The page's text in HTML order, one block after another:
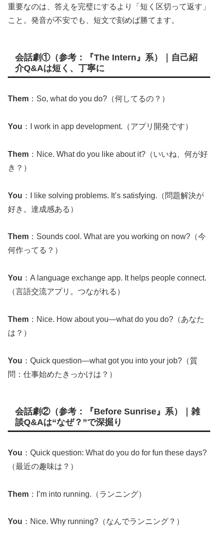
重要なのは、答えを完璧にするより「短く区切って返す」
こと。発音が不安でも、短文で刻めば勝てます。
会話劇①（参考：『The Intern』系）｜自己紹
介Q&Aは短く、丁寧に
Them ：So, what do you do?（何してるの？）
You ：I work in app development.（アプリ開発です）
Them ：Nice. What do you like about it?（いいね、何が好
き？）
You ：I like solving problems. It’s satisfying.（問題解決が
好き。達成感ある）
Them ：Sounds cool. What are you working on now?（今
何作ってる？）
You ：A language exchange app. It helps people connect.
（言語交流アプリ。つながれる）
Them ：Nice. How about you—what do you do?（あなた
は？）
You ：Quick question—what got you into your job?（質
問：仕事始めたきっかけは？）
会話劇②（参考：『Before Sunrise』系）｜雑
談Q&Aは“なぜ？”で深掘り
You ：Quick question: What do you do for fun these days?
（最近の趣味は？）
Them ：I’m into running.（ランニング）
You ：Nice. Why running?（なんでランニング？）